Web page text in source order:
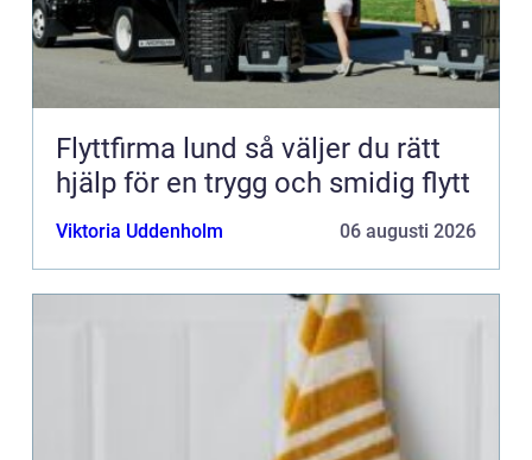
Flyttfirma lund så väljer du rätt
hjälp för en trygg och smidig flytt
Viktoria Uddenholm 06 augusti 2026